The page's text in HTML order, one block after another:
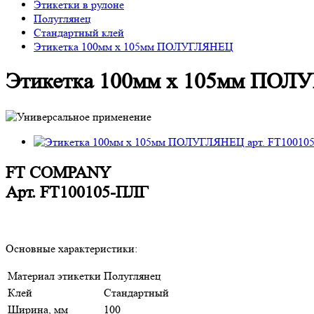
Этикетки в рулоне
Полуглянец
Стандартный клей
Этикетка 100мм х 105мм ПОЛУГЛЯНЕЦ
Этикетка 100мм х 105мм
FT COMPANY
Арт. FT100105-ПЛГ
Основные характеристики:
Материал этикетки Полуглянец
Клей
Стандартный
Ширина, мм
100